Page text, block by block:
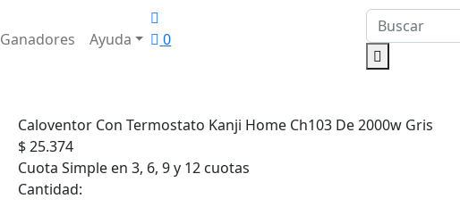
Ganadores Ayuda 0
Caloventor Con Termostato Kanji Home Ch103 De 2000w Gris
$ 25.374
Cuota Simple en 3, 6, 9 y 12 cuotas
Cantidad: